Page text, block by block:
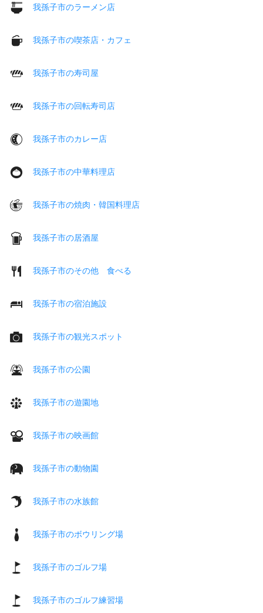
我孫子市のラーメン店
我孫子市の喫茶店・カフェ
我孫子市の寿司屋
我孫子市の回転寿司店
我孫子市のカレー店
我孫子市の中華料理店
我孫子市の焼肉・韓国料理店
我孫子市の居酒屋
我孫子市のその他 食べる
我孫子市の宿泊施設
我孫子市の観光スポット
我孫子市の公園
我孫子市の遊園地
我孫子市の映画館
我孫子市の動物園
我孫子市の水族館
我孫子市のボウリング場
我孫子市のゴルフ場
我孫子市のゴルフ練習場